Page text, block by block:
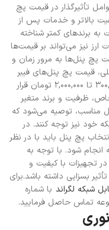
تأثیرگذار در قیمت پچ
بالاتر و خدمات پس از
برندهای کمتر شناخته
ارز نیز می‌تواند بر قیمت‌ها
پچ پنل‌ها به مرور زمان و
قیمت پچ پنل‌های فیبر
نوری در بازار ایران معمولاً در بازه‌ای بین 300,000 تا 2,000,000 تومان قرار
ظرفیت و برند متغیر
مناسب، توصیه می‌شود که
خود نیز توجه کنند. در
پچ پنل باید با در نظر
انجام شود. با توجه به
در تجهیزات با کیفیت و
بسزایی داشته باشد.برای
شبکه لگراند با شماره
تماس حاصل فرمایید.